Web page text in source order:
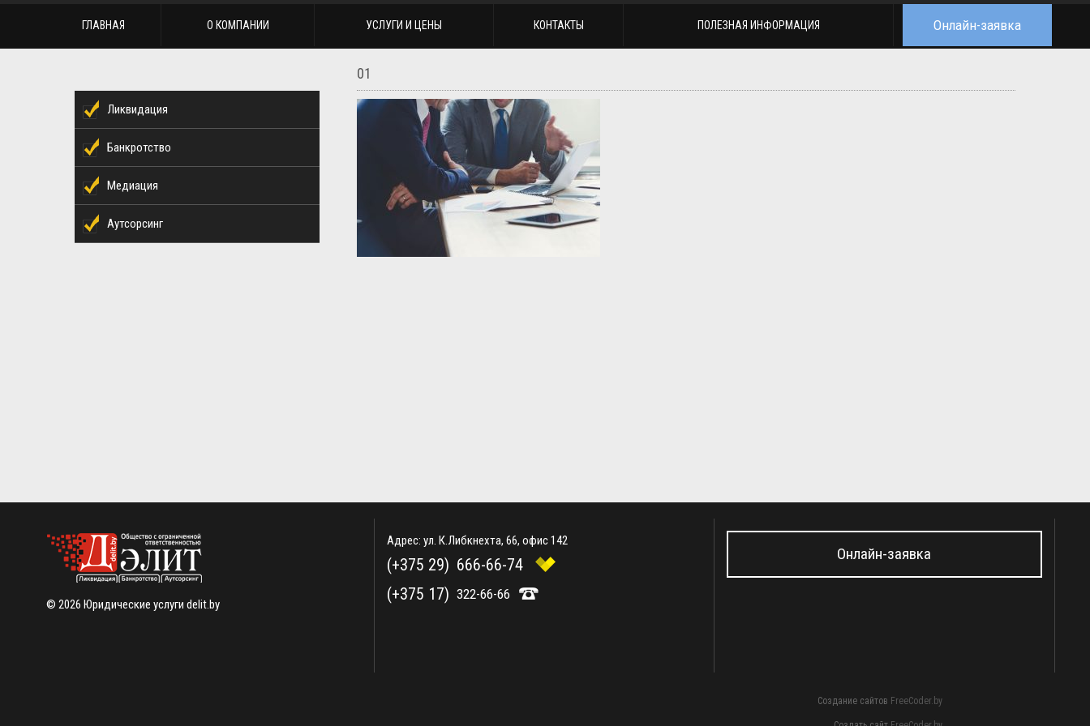
ГЛАВНАЯ О КОМПАНИИ УСЛУГИ И ЦЕНЫ КОНТАКТЫ ПОЛЕЗНАЯ ИНФОРМАЦИЯ Онлайн-заявка
01
Ликвидация
Банкротство
Медиация
Аутсорсинг
© 2026 Юридические услуги delit.by
Адрес: ул. К.Либкнехта, 66, офис 142
(+375 29) 666-66-74
(+375 17) 322-66-66
Онлайн-заявка
Создание сайтов FreeCoder.by